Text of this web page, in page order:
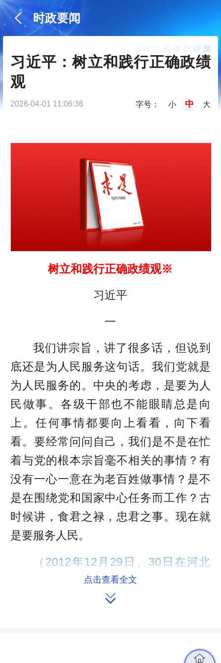
时政要闻
习近平：树立和践行正确政绩
观
2026-04-01 11:06:36 字号： 小 中 大
树立和践行正确政绩观※
习近平
一
我们讲宗旨，讲了很多话，但说到
底还是为人民服务这句话。我们党就是
为人民服务的。中央的考虑，是要为人
民做事。各级干部也不能眼睛总是向
上。任何事情都要向上看看，向下看
看。要经常问问自己，我们是不是在忙
着与党的根本宗旨毫不相关的事情？有
没有一心一意在为老百姓做事情？是不
是在围绕党和国家中心任务而工作？古
时候讲，食君之禄，忠君之事。现在就
是要服务人民。
（2012年12月29日、30日在河北
省阜平县考察扶贫开发工作时的讲话）
二
定、为民服务、勤政务实、敢于担当、
点击查看全文
